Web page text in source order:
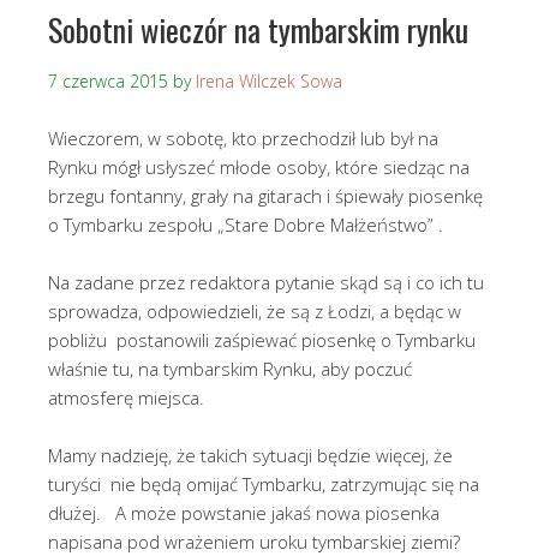
Sobotni wieczór na tymbarskim rynku
7 czerwca 2015 by Irena Wilczek Sowa
Wieczorem, w sobotę, kto przechodził lub był na
Rynku mógł usłyszeć młode osoby, które siedząc na
brzegu fontanny, grały na gitarach i śpiewały piosenkę
o Tymbarku zespołu „Stare Dobre Małżeństwo” .
Na zadane przez redaktora pytanie skąd są i co ich tu
sprowadza, odpowiedzieli, że są z Łodzi, a będąc w
pobliżu postanowili zaśpiewać piosenkę o Tymbarku
właśnie tu, na tymbarskim Rynku, aby poczuć
atmosferę miejsca.
Mamy nadzieję, że takich sytuacji będzie więcej, że
turyści nie będą omijać Tymbarku, zatrzymując się na
dłużej. A może powstanie jakaś nowa piosenka
napisana pod wrażeniem uroku tymbarskiej ziemi?